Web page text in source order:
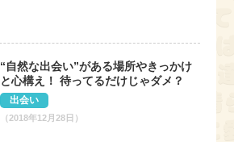
“自然な出会い”がある場所やきっかけ
と心構え！ 待ってるだけじゃダメ？
出会い
（2018年12月28日）